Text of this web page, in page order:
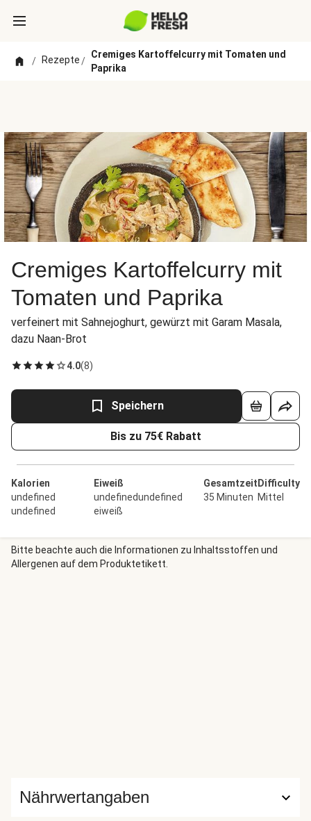
/ Rezepte/
Cremiges Kartoffelcurry mit Tomaten und
Paprika
Cremiges Kartoffelcurry mit
Tomaten und Paprika
verfeinert mit Sahnejoghurt, gewürzt mit Garam Masala,
dazu Naan-Brot
4.0(8)
Speichern
Bis zu 75€ Rabatt
Kalorien
undefined
undefined
Eiweiß
undefinedundefined
eiweiß
Gesamtzeit
35 Minuten
Difficulty
Mittel
Bitte beachte auch die Informationen zu Inhaltsstoffen und
Allergenen auf dem Produktetikett.
Nährwertangaben